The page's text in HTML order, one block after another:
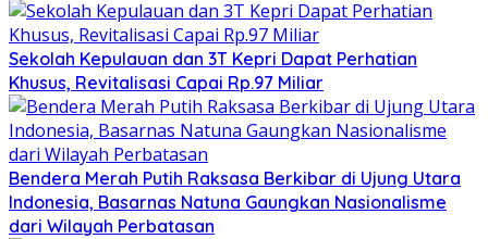
Sekolah Kepulauan dan 3T Kepri Dapat Perhatian
Khusus, Revitalisasi Capai Rp.97 Miliar
Bendera Merah Putih Raksasa Berkibar di Ujung Utara
Indonesia, Basarnas Natuna Gaungkan Nasionalisme
dari Wilayah Perbatasan